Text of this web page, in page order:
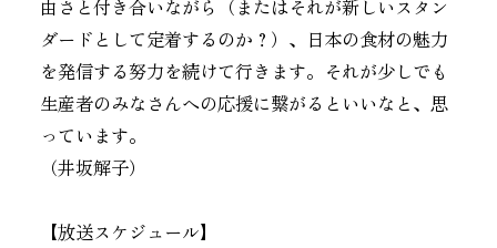
由さと付き合いながら（またはそれが新しいスタン
ダードとして定着するのか？）、日本の食材の魅力
を発信する努力を続けて行きます。それが少しでも
生産者のみなさんへの応援に繋がるといいなと、思
っています。
（井坂解子）
【放送スケジュール】